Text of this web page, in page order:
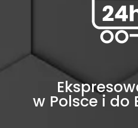
w Polsce i do